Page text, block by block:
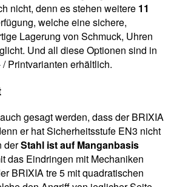
nicht, denn es stehen weitere 11
welche eine sichere,
Lagerung von Schmuck, Uhren
Und all diese Optionen sind in
Printvarianten erhältlich.
gesagt werden, dass der BRIXIA
er hat Sicherheitsstufe EN3 nicht
derStahl ist auf Manganbasis
das Eindringen mit Mechaniken
BRIXIA tre 5 mit quadratischen